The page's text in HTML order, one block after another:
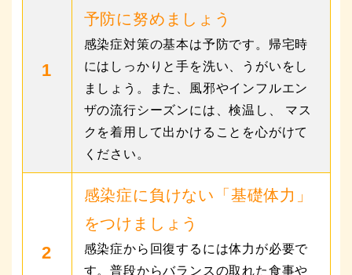
1
予防に努めましょう
感染症対策の基本は予防です。帰宅時
にはしっかりと手を洗い、うがいをし
ましょう。また、風邪やインフルエン
ザの流行シーズンには、検温し、 マス
クを着用して出かけることを心がけて
ください。
2
感染症に負けない「基礎体力」
をつけましょう
感染症から回復するには体力が必要で
す。普段からバランスの取れた食事や